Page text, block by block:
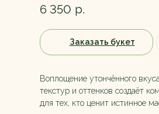
6 350 р.
Заказать букет
Воплощение утончённого
текстур и оттенков создаёт
для тех, кто ценит истинное